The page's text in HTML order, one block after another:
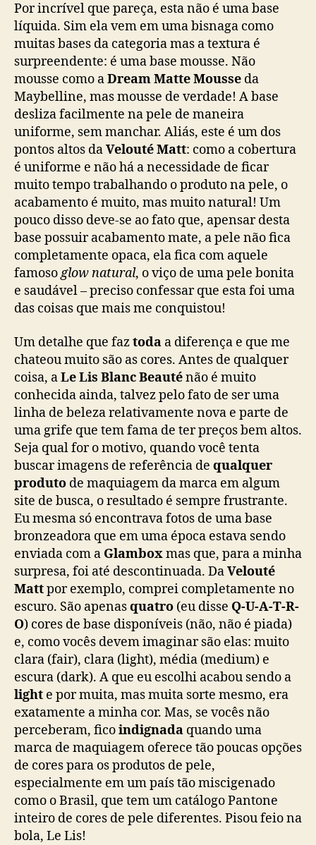
Por incrível que pareça, esta não é uma base
líquida. Sim ela vem em uma bisnaga como
muitas bases da categoria mas a textura é
surpreendente: é uma base mousse. Não
mousse como aDream Matte Mousse da
Maybelline, mas mousse de verdade! A base
desliza facilmente na pele de maneira
uniforme, sem manchar. Aliás, este é um dos
pontos altos daVelouté Matt: como a cobertura
é uniforme e não há a necessidade de ficar
muito tempo trabalhando o produto na pele, o
acabamento é muito, mas muito natural! Um
pouco disso deve-se ao fato que, apensar desta
base possuir acabamento mate, a pele não fica
completamente opaca, ela fica com aquele
famosoglow natural, o viço de uma pele bonita
e saudável – preciso confessar que esta foi uma
das coisas que mais me conquistou!
Um detalhe que faztoda a diferença e que me
chateou muito são as cores. Antes de qualquer
coisa, aLe Lis Blanc Beauténão é muito
conhecida ainda, talvez pelo fato de ser uma
linha de beleza relativamente nova e parte de
uma grife que tem fama de ter preços bem altos.
Seja qual for o motivo, quando você tenta
buscar imagens de referência de qualquer
produto de maquiagem da marca em algum
site de busca, o resultado é sempre frustrante.
Eu mesma só encontrava fotos de uma base
bronzeadora que em uma época estava sendo
enviada com a Glamboxmas que, para a minha
surpresa, foi até descontinuada. DaVelouté
Mattpor exemplo, comprei completamente no
escuro. São apenasquatro (eu disse Q-U-A-T-R-
O) cores de base disponíveis (não, não é piada)
e, como vocês devem imaginar são elas: muito
clara (fair), clara (light), média (medium) e
escura (dark). A que eu escolhi acabou sendo a
light e por muita, mas muita sorte mesmo, era
exatamente a minha cor. Mas, se vocês não
perceberam, ficoindignada quando uma
marca de maquiagem oferece tão poucas opções
de cores para os produtos de pele,
especialmente em um país tão miscigenado
como o Brasil, que tem um catálogo Pantone
inteiro de cores de pele diferentes. Pisou feio na
bola, Le Lis!